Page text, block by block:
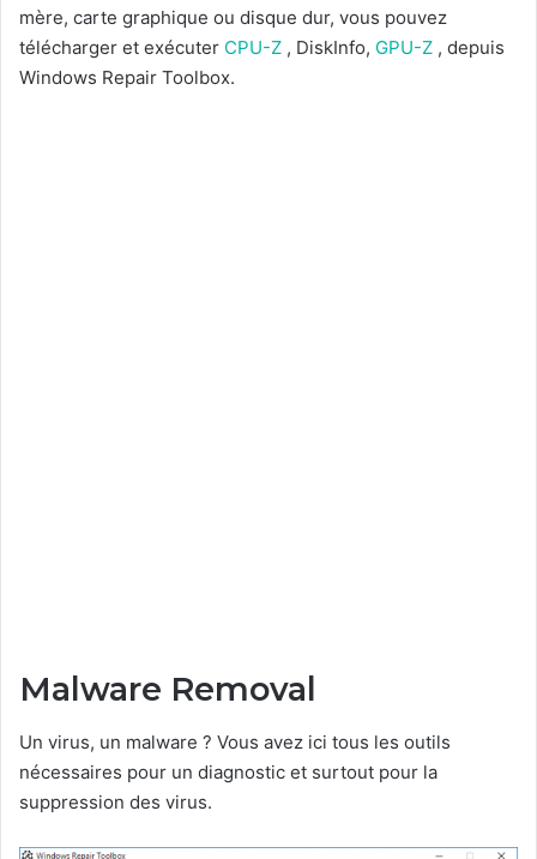
mère, carte graphique ou disque dur, vous pouvez
télécharger et exécuter CPU-Z , DiskInfo, GPU-Z , depuis
Windows Repair Toolbox.
Malware Removal
Un virus, un malware ? Vous avez ici tous les outils
nécessaires pour un diagnostic et surtout pour la
suppression des virus.